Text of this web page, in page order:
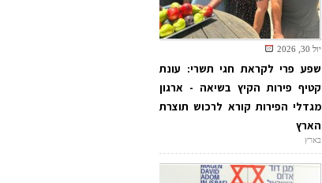
יול 30, 2026
שפע פרי לקראת חגי תשרי: עונת
קטיף פירות הקיץ בשיאה - ארגון
מגדלי הפירות קורא לרכוש תוצרת
הארץ
בארץ